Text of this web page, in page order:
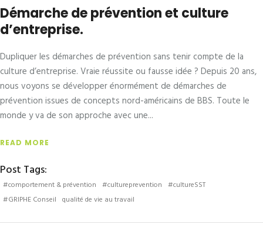
Démarche de prévention et culture
d’entreprise.
Dupliquer les démarches de prévention sans tenir compte de la
culture d’entreprise. Vraie réussite ou fausse idée ? Depuis 20 ans,
nous voyons se développer énormément de démarches de
prévention issues de concepts nord-américains de BBS. Toute le
monde y va de son approche avec une
READ MORE
Post Tags:
#comportement & prévention #cultureprevention #cultureSST
#GRIPHE Conseil qualité de vie au travail